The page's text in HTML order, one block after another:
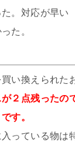
。対応が早い
た。
い換えられた
２点残ったの
す。
っている物は